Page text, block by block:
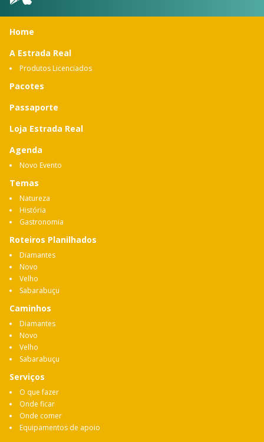
Home
A Estrada Real
Produtos Licenciados
Pacotes
Passaporte
Loja Estrada Real
Agenda
Novo Evento
Temas
Natureza
História
Gastronomia
Roteiros Planilhados
Diamantes
Novo
Velho
Sabarabuçu
Caminhos
Diamantes
Novo
Velho
Sabarabuçu
Serviços
O que fazer
Onde ficar
Onde comer
Equipamentos de apoio